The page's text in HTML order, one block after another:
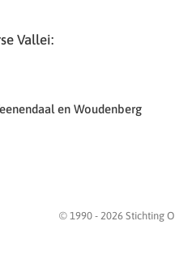
Vallei:
en Woudenberg
© 1990 - 2026 Stichting